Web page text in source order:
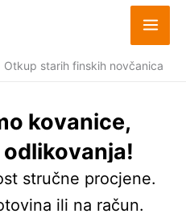
Otkup starih finskih novčanica
kovanice,
stručne procjene.
ili na račun.